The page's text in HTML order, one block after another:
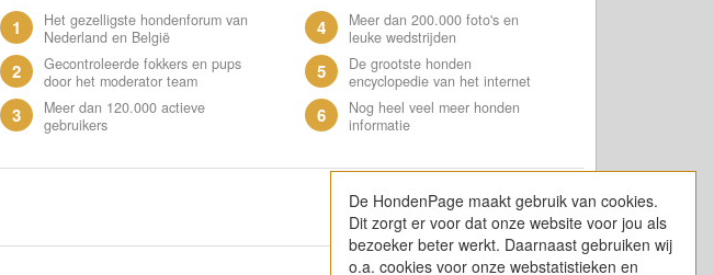
1
Het gezelligste hondenforum van
Nederland en België
2
Gecontroleerde fokkers en pups
door het moderator team
3
Meer dan 120.000 actieve
gebruikers
4
Meer dan 200.000 foto's en
leuke wedstrijden
5
De grootste honden
encyclopedie van het internet
6
Nog heel veel meer honden
informatie
De HondenPage maakt gebruik van cookies.
Dit zorgt er voor dat onze website voor jou als
bezoeker beter werkt. Daarnaast gebruiken wij
o.a. cookies voor onze webstatistieken en